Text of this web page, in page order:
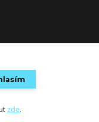
zde.